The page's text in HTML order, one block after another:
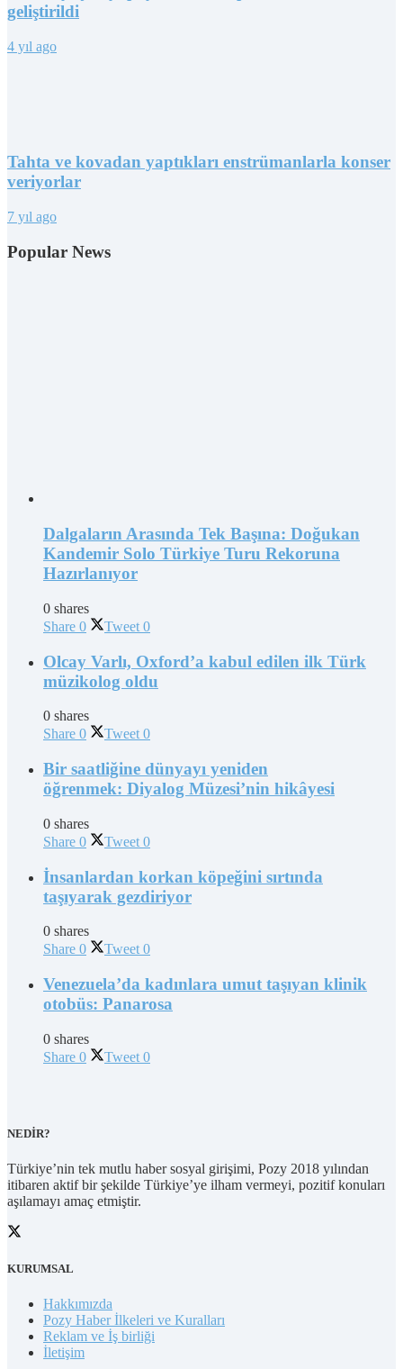
geliştirildi
4 yıl ago
Tahta ve kovadan yaptıkları enstrümanlarla konser
veriyorlar
7 yıl ago
Popular News
Dalgaların Arasında Tek Başına: Doğukan
Kandemir Solo Türkiye Turu Rekoruna
Hazırlanıyor
0 shares
Share 0 Tweet 0
Olcay Varlı, Oxford’a kabul edilen ilk Türk
müzikolog oldu
0 shares
Share 0 Tweet 0
Bir saatliğine dünyayı yeniden
öğrenmek: Diyalog Müzesi’nin hikâyesi
0 shares
Share 0 Tweet 0
İnsanlardan korkan köpeğini sırtında
taşıyarak gezdiriyor
0 shares
Share 0 Tweet 0
Venezuela’da kadınlara umut taşıyan klinik
otobüs: Panarosa
0 shares
Share 0 Tweet 0
NEDİR?
Türkiye’nin tek mutlu haber sosyal girişimi, Pozy 2018 yılından
itibaren aktif bir şekilde Türkiye’ye ilham vermeyi, pozitif konuları
aşılamayı amaç etmiştir.
KURUMSAL
Hakkımızda
Pozy Haber İlkeleri ve Kuralları
Reklam ve İş birliği
İletişim